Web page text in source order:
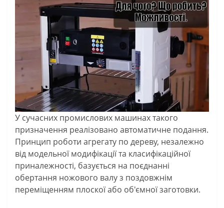
У сучасних промислових машинах такого
призначення реалізовано автоматичне подання.
Принцип роботи агрегату по дереву, незалежно
від модельної модифікації та класифікаційної
приналежності, базується на поєднанні
обертання ножового валу з поздовжнім
переміщенням плоскої або об'ємної заготовки.